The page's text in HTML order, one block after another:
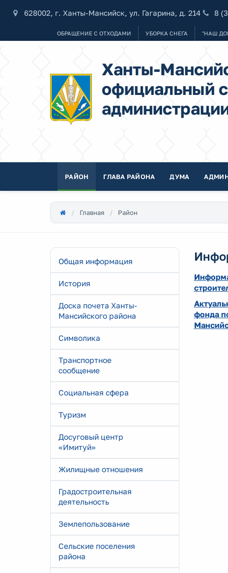
628002, г. Ханты-Мансийск, ул. Гагарина, д. 214 8
ОБРАЩЕНИЕ С ОТХОДАМИ УБОРКА СНЕГА "НАШ
Ханты-
официальный
РАЙОН ГЛАВА РАЙОНА ДУМА
Главная Район
Общая информация
История
Доска почета Ханты-
Мансийского района
Символика
Транспортное
сообщение
Социальная сфера
Туризм
Досуговый центр
«Имитуй»
Жилищные отношения
Градостроительная
деятельность
Землепользование
Сельские поселения
района
фонда